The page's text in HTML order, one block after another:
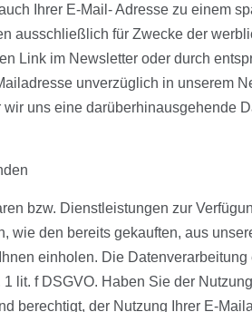
Ihrer E-Mail- Adresse zu einem
ausschließlich für Zwecke der
Link im Newsletter oder durch
unverzüglich in unserem
uns eine darüberhinausgehende
bzw. Dienstleistungen zur
wie den bereits gekauften, aus
einholen. Die
lit. f DSGVO. Haben Sie der
berechtigt, der Nutzung Ihrer E-